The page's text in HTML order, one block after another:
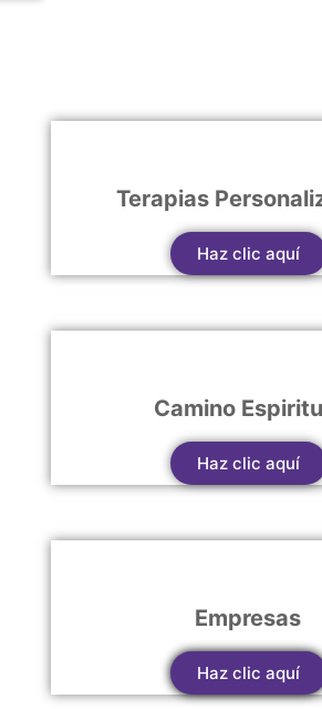
Terapias
Haz clic aquí
Camino
Haz clic aquí
Empresas
Haz clic aquí